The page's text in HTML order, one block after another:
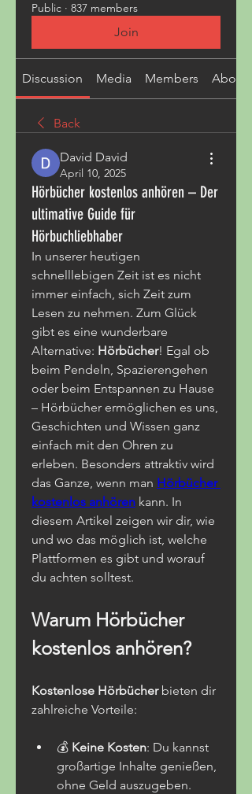
Public · 837 members
Join
Discussion Media Members About
Back
David David
April 10, 2025
Hörbücher kostenlos anhören – Der
ultimative Guide für
Hörbuchliebhaber
In unserer heutigen
schnelllebigen Zeit ist es nicht
immer einfach, sich Zeit zum
Lesen zu nehmen. Zum Glück
gibt es eine wunderbare
Alternative: Hörbücher! Egal ob
beim Pendeln, Spazierengehen
oder beim Entspannen zu Hause
– Hörbücher ermöglichen es uns,
Geschichten und Wissen ganz
einfach mit den Ohren zu
erleben. Besonders attraktiv wird
das Ganze, wenn man Hörbücher
kostenlos anhören kann. In
diesem Artikel zeigen wir dir, wie
und wo das möglich ist, welche
Plattformen es gibt und worauf
du achten solltest.
Warum Hörbücher
kostenlos anhören?
Kostenlose Hörbücher bieten dir
zahlreiche Vorteile:
💰 Keine Kosten: Du kannst
großartige Inhalte genießen,
ohne Geld auszugeben.